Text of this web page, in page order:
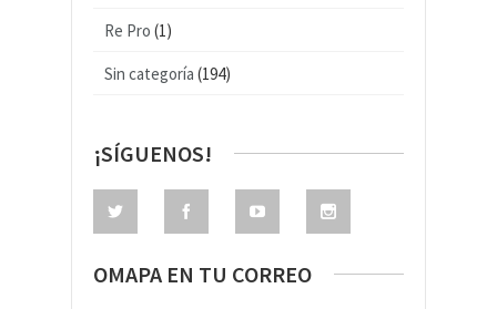
Re Pro (1)
Sin categoría (194)
¡SÍGUENOS!
OMAPA EN TU CORREO